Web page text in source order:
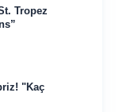
Tropez
"Kaç